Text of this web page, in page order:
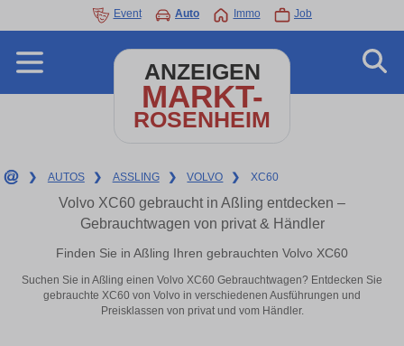
Event Auto Immo Job
ANZEIGEN
MARKT-
ROSENHEIM
❯ AUTOS ❯ ASSLING ❯ VOLVO ❯ XC60
Volvo XC60 gebraucht in Aßling entdecken –
Gebrauchtwagen von privat & Händler
Finden Sie in Aßling Ihren gebrauchten Volvo XC60
Suchen Sie in Aßling einen Volvo XC60 Gebrauchtwagen? Entdecken Sie
gebrauchte XC60 von Volvo in verschiedenen Ausführungen und
Preisklassen von privat und vom Händler.